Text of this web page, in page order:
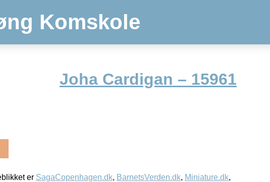
Komskole
Joha Cardigan – 15961
er SagaCopenhagen.dk, BarnetsVerden.dk, Miniature.dk,